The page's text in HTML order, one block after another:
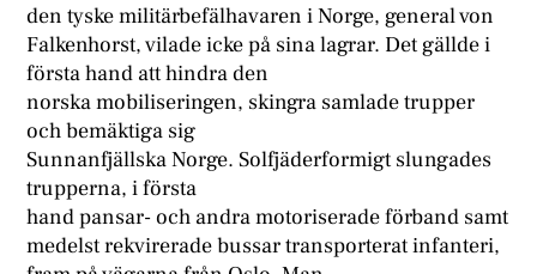
den tyske militärbefälhavaren i Norge, general von
Falkenhorst, vilade icke på sina lagrar. Det gällde i
första hand att hindra den
norska mobiliseringen, skingra samlade trupper
och bemäktiga sig
Sunnanfjällska Norge. Solfjäderformigt slungades
trupperna, i första
hand pansar- och andra motoriserade förband samt
medelst rekvirerade bussar transporterat infanteri,